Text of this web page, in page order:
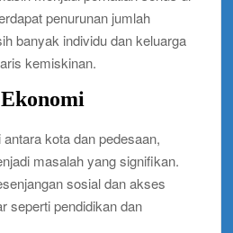
penurunan jumlah
banyak individu dan keluarga
kemiskinan.
kota dan pedesaan,
masalah yang signifikan.
sosial dan akses
seperti pendidikan dan